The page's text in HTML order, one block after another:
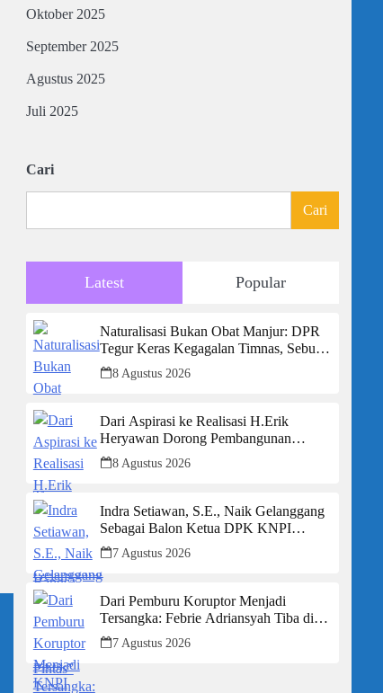
Oktober 2025
September 2025
Agustus 2025
Juli 2025
Cari
Cari
Latest Popular
Naturalisasi Bukan Obat Manjur: DPR
Tegur Keras Kegagalan Timnas, Sebut
Potensi Anak Bangsa Terabaikan Demi
“Jalan Pintas”
8 Agustus 2026
Dari Aspirasi ke Realisasi H.Erik
Heryawan Dorong Pembangunan
Infrastruktur Jalan Cikalong Bunder
8 Agustus 2026
Indra Setiawan, S.E., Naik Gelanggang
Sebagai Balon Ketua DPK KNPI
Kecamatan Ciambar
7 Agustus 2026
Dari Pemburu Koruptor Menjadi
Tersangka: Febrie Adriansyah Tiba di
Kejagung Berborgol, Bawa Map Biru
dan Senyum Penuh Teka-teki
7 Agustus 2026